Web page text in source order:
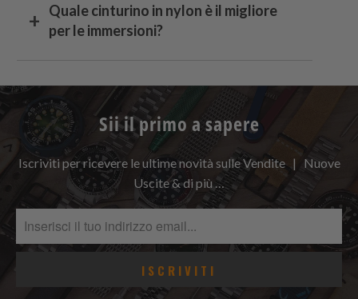
Quale cinturino in nylon è il migliore
per le immersioni?
Sii il primo a sapere
Iscriviti per ricevere le ultime novità sulle Vendite | Nuove
Uscite & di più …